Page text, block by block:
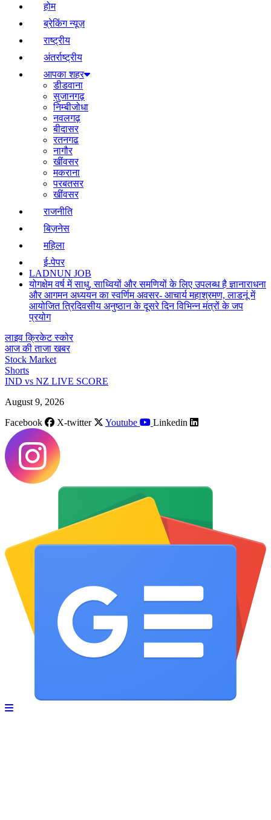
होम
ब्रेकिंग न्यूज़
राष्ट्रीय
अंतर्राष्ट्रीय
आपका शहर
डीडवाना
सुजानगढ़
निम्बीजोधा
नवलगढ़
बीदासर
रतनगढ
नागौर
खींवसर
मकराना
परबतसर
खींवसर
राजनीति
बिज़नेस
महिला
ई-पेपर
LADNUN JOB
योगक्षेम वर्ष में साधु, साध्वियों और समणियों के लिए उपलब्ध है ज्ञानाराधना
और आगमन अध्ययन का स्वर्णिम अवसर- आचार्य महाश्रमण, लाडनूं में
आयोजित त्रिदिवसीय अनुष्ठान के दूसरे दिन विभिन्न मंत्रों के जप
प्रयोग
लाइव क्रिकेट स्कोर
आज की ताजा खबर
Stock Market
Shorts
IND vs NZ LIVE SCORE
August 9, 2026
Facebook
X-twitter Youtube Linkedin